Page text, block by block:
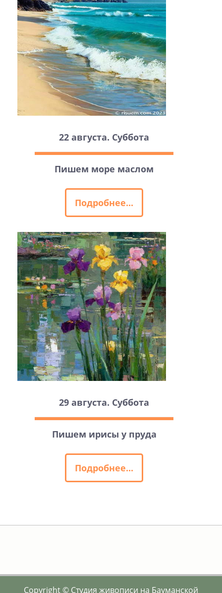
22 августа. Суббота
Пишем море маслом
Подробнее...
29 августа. Суббота
Пишем ирисы у пруда
Подробнее...
Copyright © Студия живописи на Бауманской